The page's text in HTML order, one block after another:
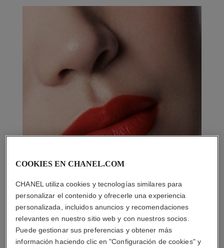
COOKIES EN CHANEL.COM
CHANEL utiliza cookies y tecnologías similares para
personalizar el contenido y ofrecerle una experiencia
personalizada, incluidos anuncios y recomendaciones
relevantes en nuestro sitio web y con nuestros socios.
Puede gestionar sus preferencias y obtener más
información haciendo clic en "Configuración de cookies" y